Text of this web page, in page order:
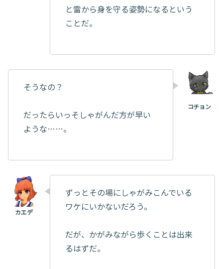
と雷から身を守る姿勢になるという
ことだ。
そうなの？
だったらいっそしゃがんだ方が早い
ような……。
ずっとその場にしゃがみこんでいる
ワケにいかないだろう。
だが、かがみながら歩くことは出来
るはずだ。